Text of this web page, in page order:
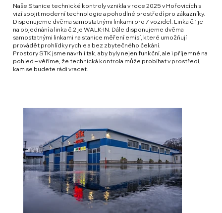
Naše Stanice technické kontroly vznikla v roce 2025 v Hořovicích s
vizí spojit moderní technologie a pohodlné prostředí pro zákazníky.
Disponujeme dvěma samostatnými linkami pro 7 vozidel. Linka č.1 je
na objednání a linka č.2 je WALK-IN. Dále disponujeme dvěma
samostatnými linkami na stanice měření emisí, které umožňují
provádět prohlídky rychle a bez zbytečného čekání.
Prostory STK jsme navrhli tak, aby byly nejen funkční, ale i příjemné na
pohled – věříme, že technická kontrola může probíhat v prostředí,
kam se budete rádi vracet.